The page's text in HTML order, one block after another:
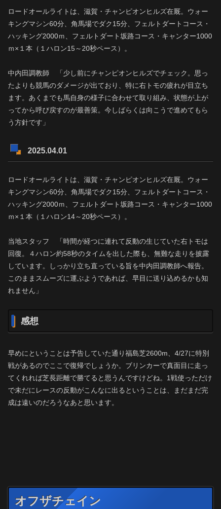
ロードオールライトは、滋賀・チャンピオンヒルズ在厩。ウォー
キングマシン60分、角馬場でダク15分、フェルトダートコース・
ハッキング2000ｍ、フェルトダート坂路コース・キャンター1000
ｍ×１本（１ハロン15～20秒ペース）。
中内田調教師 「少し前にチャンピオンヒルズでチェック。思っ
たよりも競馬のダメージが出ており、特に右トモの疲れが目立ち
ます。あくまでも馬自身の様子に合わせて取り組み、状態が上が
ってから呼び戻すのが最善策。今しばらくは向こうで進めてもら
う方針です」
2025.04.01
ロードオールライトは、滋賀・チャンピオンヒルズ在厩。ウォー
キングマシン60分、角馬場でダク15分、フェルトダートコース・
ハッキング2000ｍ、フェルトダート坂路コース・キャンター1000
ｍ×１本（１ハロン14～20秒ペース）。
当地スタッフ 「時間が経つに連れて反動の生じていた右トモは
回復。４ハロン約58秒のタイムを出した際も、無難な走りを披露
しています。しっかり立ち直っている旨を中内田調教師へ報告。
このままスムーズに運ぶようであれば、早目に送り込めるかも知
れません」
感想
早めにということは予告していた通り福島芝2600m、4/27に特別
戦があるのでここで復帰でしょうか。ブリンカーで真面目に走っ
てくれれば芝長距離で勝てると思うんですけどね。1戦使っただけ
で未だにレースの反動がこんなに出るということは、まだまだ完
成は遠いのだろうなあと思います。
オフザチェイン